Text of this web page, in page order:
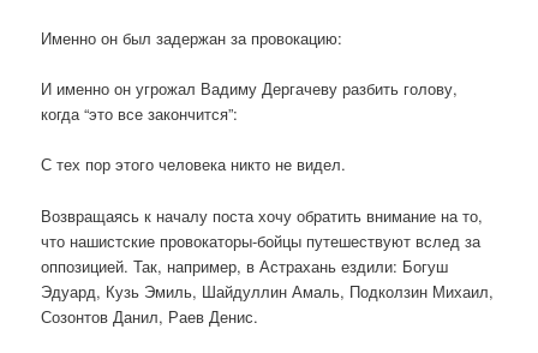
Именно он был задержан за провокацию:
И именно он угрожал Вадиму Дергачеву разбить голову,
когда “это все закончится”:
С тех пор этого человека никто не видел.
Возвращаясь к началу поста хочу обратить внимание на то,
что нашистские провокаторы-бойцы путешествуют вслед за
оппозицией. Так, например, в Астрахань ездили: Богуш
Эдуард, Кузь Эмиль, Шайдуллин Амаль, Подколзин Михаил,
Созонтов Данил, Раев Денис.